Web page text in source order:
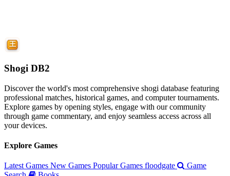
Shogi DB2
Discover the world's most comprehensive shogi database featuring
professional matches, historical games, and computer tournaments.
Explore games by opening styles, engage with our community
through game commentary, and enjoy seamless access across all
your devices.
Explore Games
Latest Games New Games Popular Games floodgate
Game